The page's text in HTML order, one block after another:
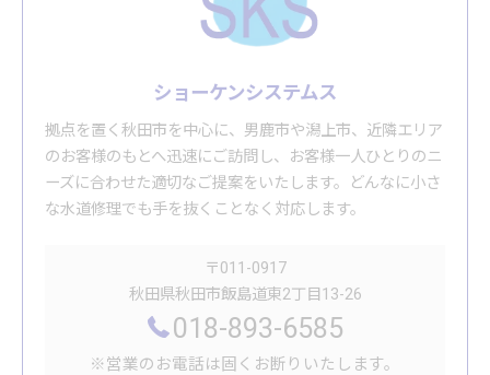
ショーケンシステムス
拠点を置く秋田市を中心に、男鹿市や潟上市、近隣エリア
のお客様のもとへ迅速にご訪問し、お客様一人ひとりのニ
ーズに合わせた適切なご提案をいたします。どんなに小さ
な水道修理でも手を抜くことなく対応します。
〒011-0917
秋田県秋田市飯島道東2丁目13-26
018-893-6585
※営業のお電話は固くお断りいたします。